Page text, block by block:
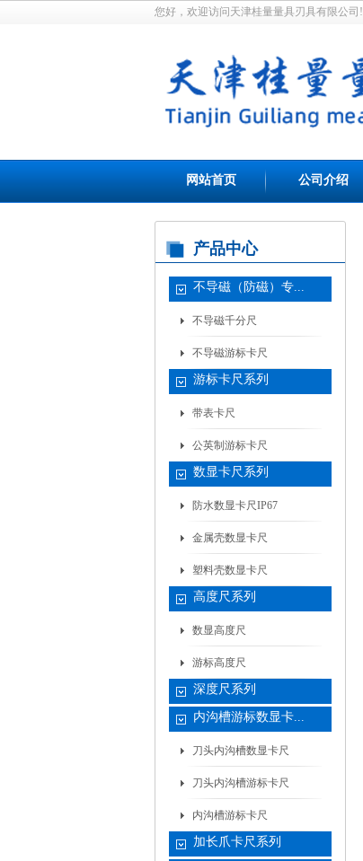
您好，欢迎访问天津桂量量具刃具有限公司!
网站首页 公司介绍
产品中心
不导磁（防磁）专...
不导磁千分尺
不导磁游标卡尺
游标卡尺系列
带表卡尺
公英制游标卡尺
数显卡尺系列
防水数显卡尺IP67
金属壳数显卡尺
塑料壳数显卡尺
高度尺系列
数显高度尺
游标高度尺
深度尺系列
内沟槽游标数显卡...
刀头内沟槽数显卡尺
刀头内沟槽游标卡尺
内沟槽游标卡尺
加长爪卡尺系列